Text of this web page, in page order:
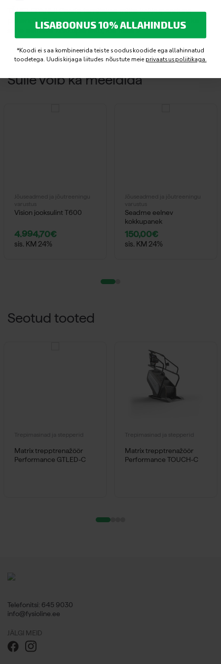
TÄHELEPANU! Seade tarnitakse mitte kokkupanduna
pakendis. Soovitame valida seadmele lisateenusena ka
selle eelneva kokkupaneku,loe lisaa »
Sulle võib ka meeldida
Jõuseadmed ja jõutreeningu
varustus
Vision jooksulint T600
4.994,70€
sis. KM 24%
Jõuseadmed ja jõutreeningu
varustus
Seadme eelnev
kokkupanek
150,00€
sis. KM 24%
Seotud tooted
Trepimasinad ja stepperid
Matrix trepptrenažöör
Performance GTLED-C
Trepimasinad ja stepperid
Matrix trepptrenažöör
Performance TOUCH-C
Telefonitsi: 645 9030
info@fysioline.ee
JÄLGI MEID
LISABOONUS 10% ALLAHINDLUS
*Koodi ei saa kombineerida teiste sooduskoodide ega allahinnatud
toodetega. Uudiskirjaga liitudes nõustute meie privaatsuspoliitikaga.